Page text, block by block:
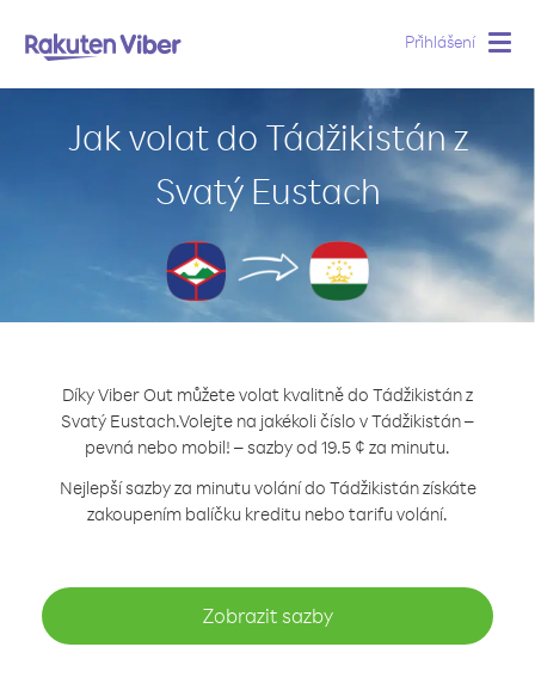
Přihlášení
Jak volat do Tádžikistán z
Svatý Eustach
Díky Viber Out můžete volat kvalitně do Tádžikistán z
Svatý Eustach.Volejte na jakékoli číslo v Tádžikistán –
pevná nebo mobil! – sazby od 19.5 ¢ za minutu.
Nejlepší sazby za minutu volání do Tádžikistán získáte
zakoupením balíčku kreditu nebo tarifu volání.
Zobrazit sazby